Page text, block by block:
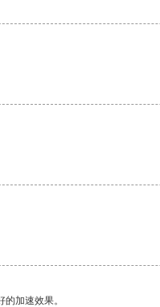
加速效果。